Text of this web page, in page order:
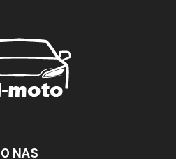
O NAS